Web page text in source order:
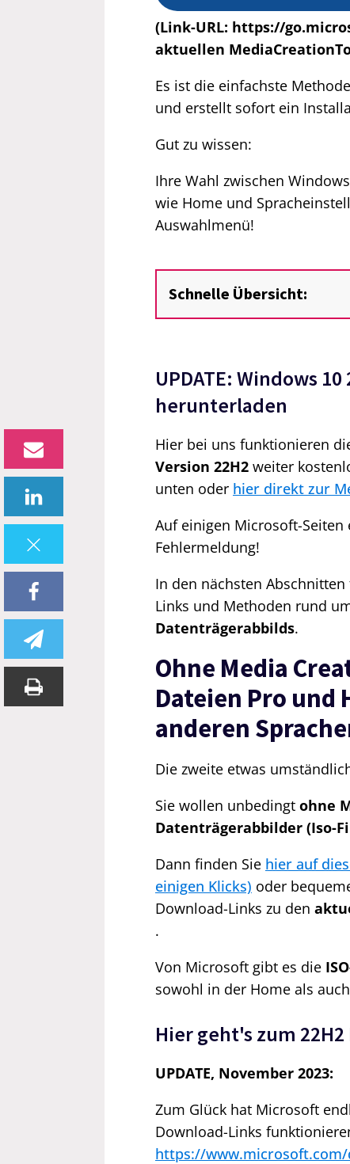
(Link-URL: https://
aktuellen
Es ist die einfachste
und erstellt sofort ein
Gut zu wissen:
Ihre Wahl zwischen
wie Home und
Auswahlmenü!
Schnelle Übersicht:
UPDATE: Windows
herunterladen
Hier bei uns funktionieren
Version 22H2 weiter
unten oder hier direkt zur
Auf einigen Microsoft-
Fehlermeldung!
In den nächsten
Links und Methoden rund
Datenträgerabbilds.
Ohne Media
Dateien Pro und
anderen
Die zweite etwas
Sie wollen unbedingt ohne
Datenträgerabbilder (Iso-
Dann finden Sie hier auf
einigen Klicks) oder
Download-Links zu den
.
Von Microsoft gibt es die
sowohl in der Home als
Hier geht's zum
UPDATE, November 2023:
Zum Glück hat Microsoft
Download-Links
https://www.microsoft.com/